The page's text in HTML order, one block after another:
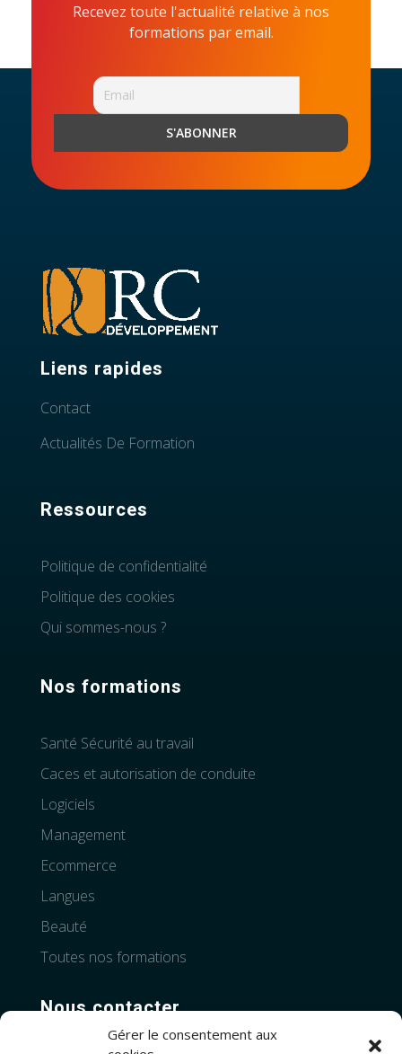
Gérer le consentement aux
Recevez toute l'actualité relative à nos
formations par email.
Liens rapides
Contact
Actualités De Formation
Ressources
Politique de confidentialité
Politique des cookies
Qui sommes-nous ?
Nos formations
Santé Sécurité au travail
Caces et autorisation de conduite
Logiciels
Management
Ecommerce
Langues
Beauté
Toutes nos formations
Nous contacter